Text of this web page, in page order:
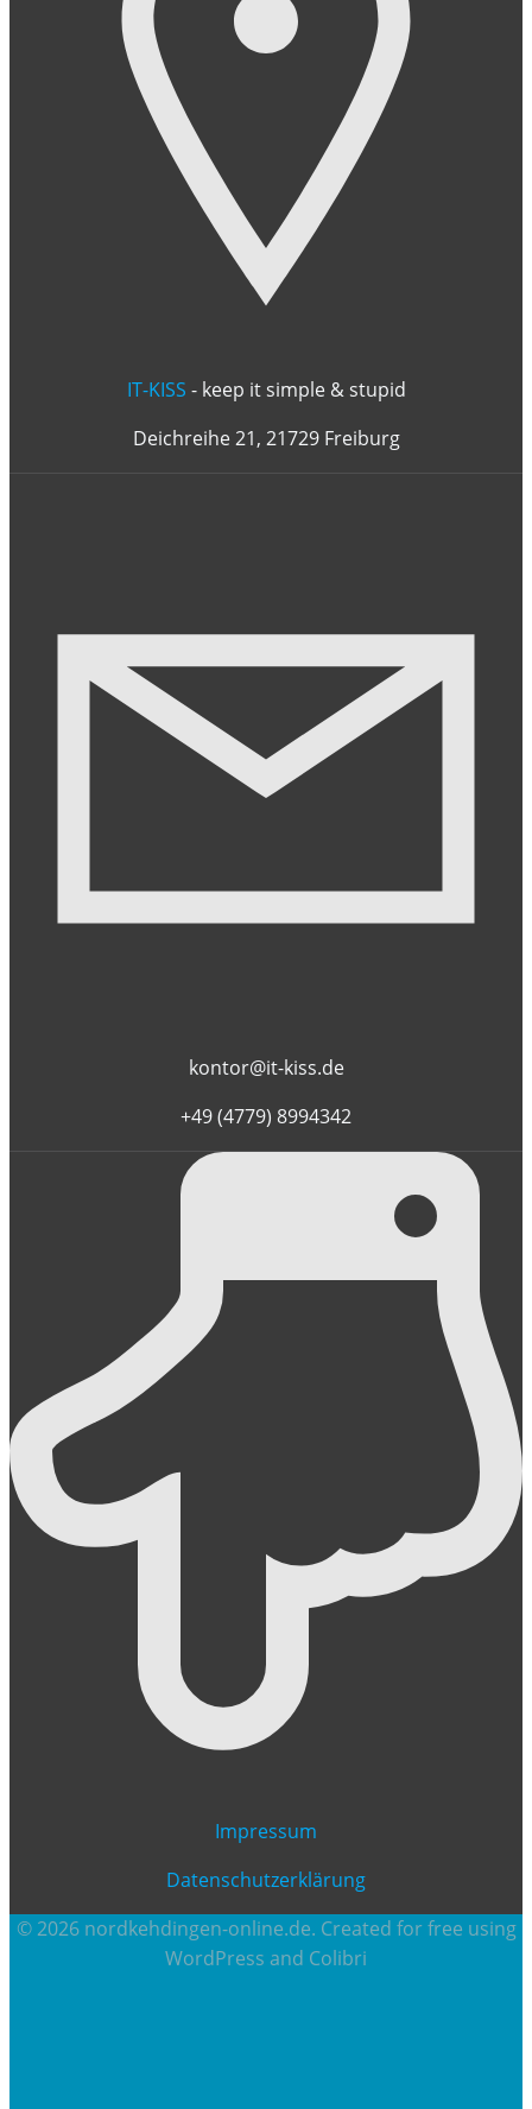
IT-KISS - keep it simple & stupid
Deichreihe 21, 21729 Freiburg
kontor@it-kiss.de
+49 (4779) 8994342
Impressum
Datenschutzerklärung
© 2026 nordkehdingen-online.de. Created for free using
WordPress and Colibri